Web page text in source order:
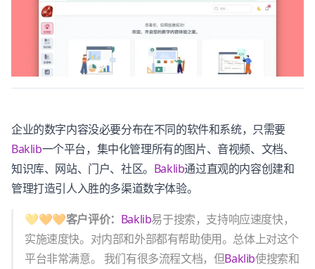
企业的数字内容没必要分布在不同的软件和系统，只需要
Baklib一个平台，集中化管理所有的图片、音视频、文档、
知识库、网站、门户、社区。 Baklib通过直观的内容创建和
管理打造引人入胜的多渠道数字体验。
💛🧡🧡客户评价： Baklib易于搜索，支持响应速度快，
实施速度快。对内部和外部都有帮助使用。总体上对这个
平台非常满意。 我们有很多流程文档，但Baklib使搜索和